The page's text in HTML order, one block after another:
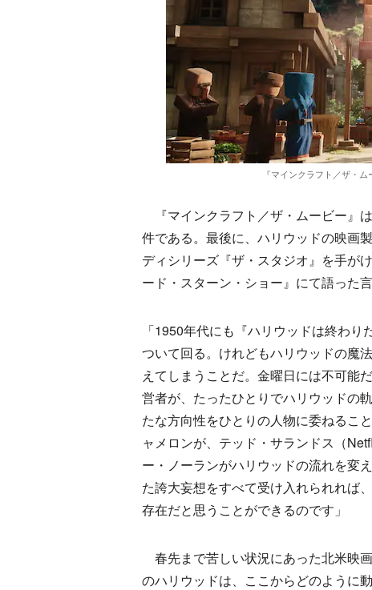
『マインクラフト／ザ・
『マインクラフト／ザ・ムービー』
件である。最後に、ハリウッドの映画
ディシリーズ『ザ・スタジオ』を手が
ード・スターン・ショー』にて語った
「1950年代にも『ハリウッドは終わ
ついて回る。けれどもハリウッドの魔
えてしまうことだ。金曜日には不可能
営者が、たったひとりでハリウッドの
たな方向性をひとりの人物に委ねるこ
ャメロンが、テッド・サランドス（
ー・ノーランがハリウッドの流れを変
た誇大妄想をすべて受け入れられれば
存在だと思うことができるのです」
春先まで苦しい状況にあった北米映
のハリウッドは、ここからどのように